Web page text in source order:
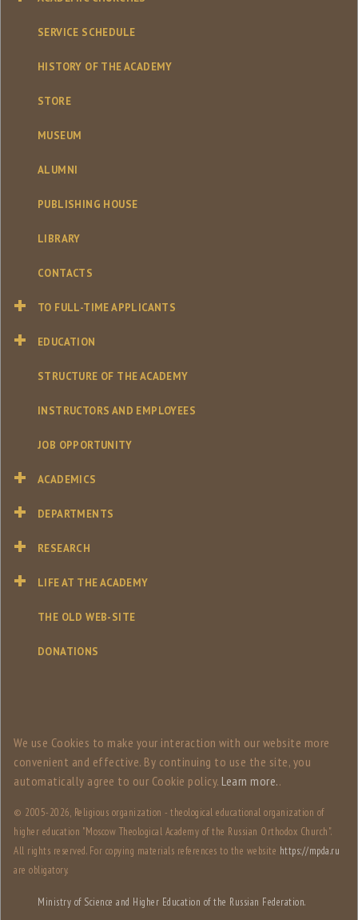
SERVICE SCHEDULE
HISTORY OF THE ACADEMY
STORE
MUSEUM
ALUMNI
PUBLISHING HOUSE
LIBRARY
CONTACTS
TO FULL-TIME APPLICANTS
EDUCATION
STRUCTURE OF THE ACADEMY
INSTRUCTORS AND EMPLOYEES
JOB OPPORTUNITY
ACADEMICS
DEPARTMENTS
RESEARCH
LIFE AT THE ACADEMY
THE OLD WEB-SITE
DONATIONS
We use Сookies to make your interaction with our website more
convenient and effective. By continuing to use the site, you
automatically agree to our Сookie policy. Learn more..
© 2005-2026, Religious organization - theological educational organization of
higher education "Moscow Theological Academy of the Russian Orthodox Church".
All rights reserved. For copying materials references to the website https://mpda.ru
are obligatory.
Ministry of Science and Higher Education of the Russian Federation.